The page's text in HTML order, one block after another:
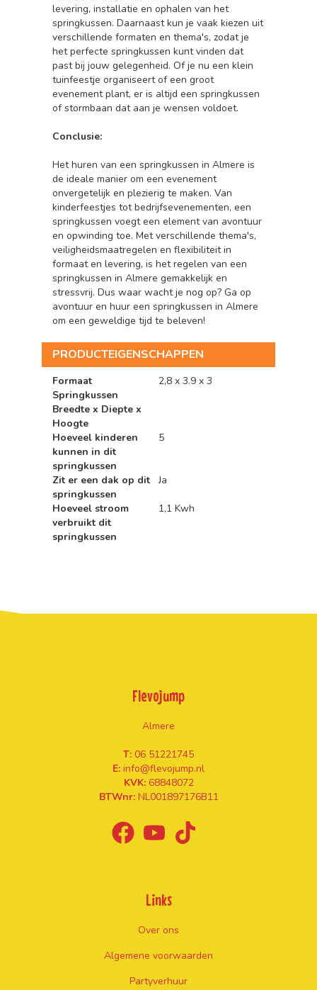
levering, installatie en ophalen van het
springkussen. Daarnaast kun je vaak kiezen uit
verschillende formaten en thema's, zodat je
het perfecte springkussen kunt vinden dat
past bij jouw gelegenheid. Of je nu een klein
tuinfeestje organiseert of een groot
evenement plant, er is altijd een springkussen
of stormbaan dat aan je wensen voldoet.
Conclusie:
Het huren van een springkussen in Almere is
de ideale manier om een evenement
onvergetelijk en plezierig te maken. Van
kinderfeestjes tot bedrijfsevenementen, een
springkussen voegt een element van avontuur
en opwinding toe. Met verschillende thema's,
veiligheidsmaatregelen en flexibiliteit in
formaat en levering, is het regelen van een
springkussen in Almere gemakkelijk en
stressvrij. Dus waar wacht je nog op? Ga op
avontuur en huur een springkussen in Almere
om een geweldige tijd te beleven!
PRODUCTEIGENSCHAPPEN
Formaat
Springkussen
Breedte x Diepte x
Hoogte
2,8 x 3.9 x 3
Hoeveel kinderen
kunnen in dit
springkussen
5
Zit er een dak op dit
springkussen
Ja
Hoeveel stroom
verbruikt dit
springkussen
1,1 Kwh
Flevojump
Almere
T: 06 51221745
E: info@flevojump.nl
KVK: 68848072
BTWnr: NL001897176B11
Links
Over ons
Algemene voorwaarden
Partyverhuur